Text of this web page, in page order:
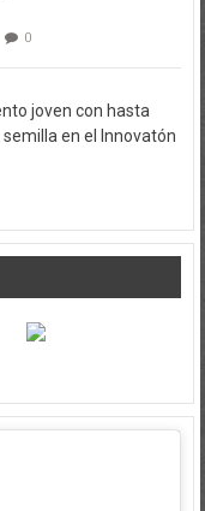
0
joven con hasta
en el Innovatón